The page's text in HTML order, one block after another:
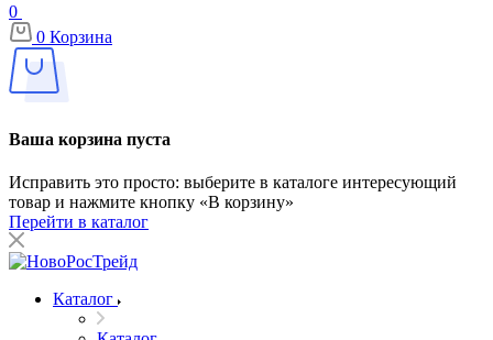
0
0 Корзина
Ваша корзина пуста
Исправить это просто: выберите в каталоге интересующий
товар и нажмите кнопку «В корзину»
Перейти в каталог
Каталог